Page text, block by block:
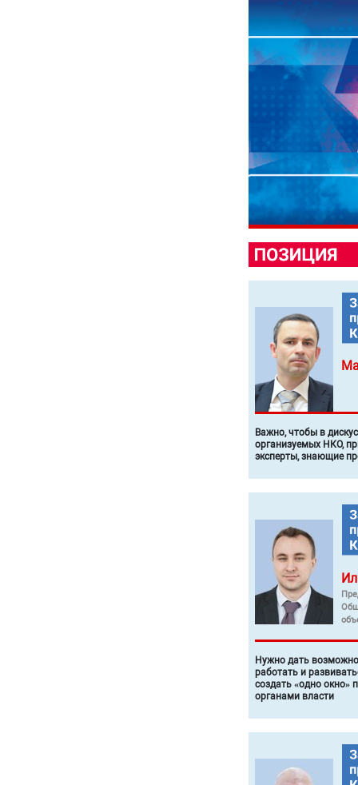
Важно, чтобы в
организуемых НКО,
эксперты, знающие
Нужно дать
работать и
создать «одно окно»
органами власти